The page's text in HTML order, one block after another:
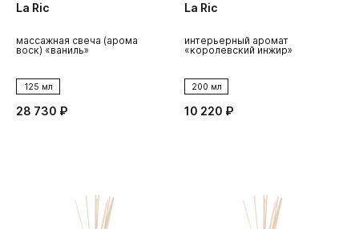
La Ric
массажная свеча (арома
воск) «ваниль»
125 мл
28 730 ₽
La Ric
интерьерный аромат
«королевский инжир»
200 мл
10 220 ₽